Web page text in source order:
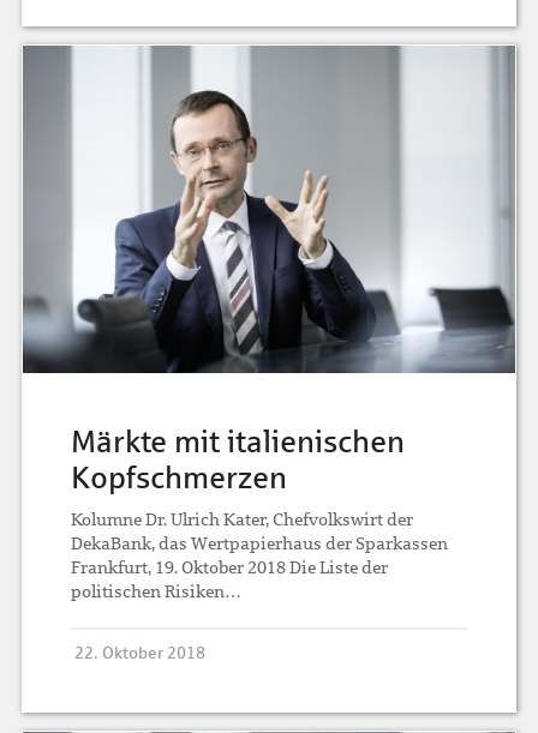
Märkte mit italienischen
Kopfschmerzen
Kolumne Dr. Ulrich Kater, Chefvolkswirt der
DekaBank, das Wertpapierhaus der Sparkassen
Frankfurt, 19. Oktober 2018 Die Liste der
politischen Risiken…
22. Oktober 2018